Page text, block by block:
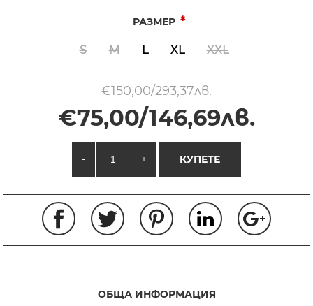
РАЗМЕР *
S M L XL XXL
€150,00/293,37лв.
€75,00/146,69лв.
- + КУПЕТЕ
ОБЩА ИНФОРМАЦИЯ